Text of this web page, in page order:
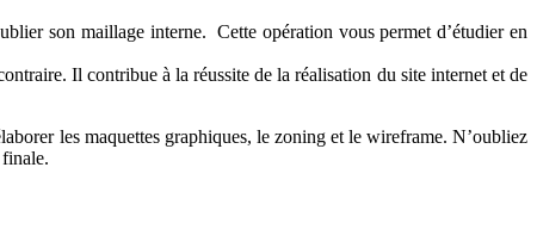
son maillage interne. Cette opération vous permet d’étudier en
Il contribue à la réussite de la réalisation du site internet et de
les maquettes graphiques, le zoning et le wireframe. N’oubliez